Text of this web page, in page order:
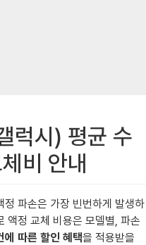
럭시) 평균 수
비 안내
파손은 가장 빈번하게 발생하
액정 교체 비용은 모델별, 파손
에 따른 할인 혜택을 적용받을